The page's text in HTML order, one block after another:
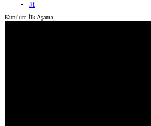
#1
Kurulum İlk Aşama;